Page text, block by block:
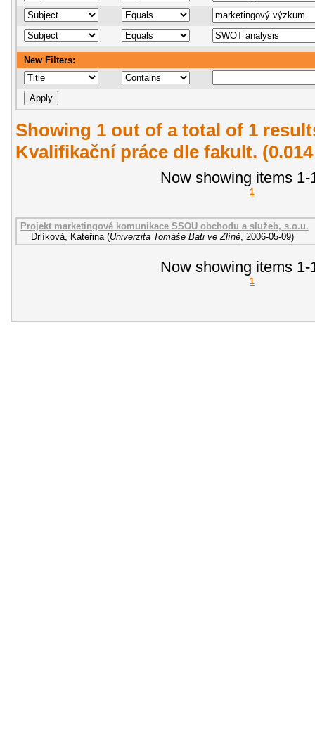
New Filters:
Showing 1 out of a total of 1
Kvalifikační práce dle fakult.
Now showing items 1-
1
Projekt marketingové komunikace SSOU obchodu a služeb, s.o.u.
Drlíková, Kateřina (Univerzita Tomáše Bati ve Zlíně 2006-05-09)
Now showing items 1-
1